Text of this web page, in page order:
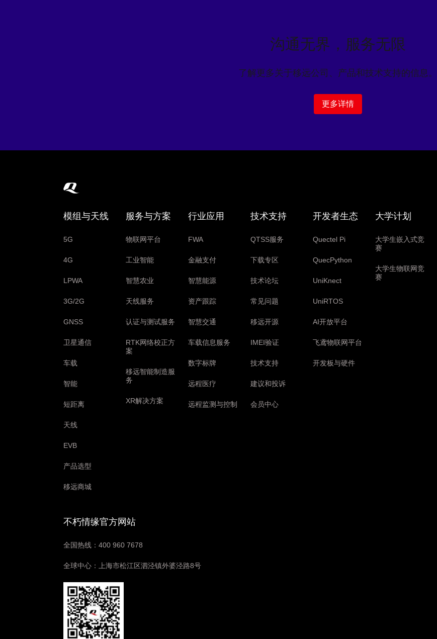
沟通无界，服务无限
了解更多关于移远公司、产品和技术支持的信息。
更多详情
模组与天线
5G
4G
LPWA
3G/2G
GNSS
卫星通信
车载
智能
短距离
天线
EVB
产品选型
移远商城
服务与方案
物联网平台
工业智能
智慧农业
天线服务
认证与测试服务
RTK网络校正方
案
移远智能制造服
务
XR解决方案
行业应用
FWA
金融支付
智慧能源
资产跟踪
智慧交通
车载信息服务
数字标牌
远程医疗
远程监测与控制
技术支持
QTSS服务
下载专区
技术论坛
常见问题
移远开源
IMEI验证
技术支持
建议和投诉
会员中心
开发者生态
Quectel Pi
QuecPython
UniKnect
UniRTOS
AI开放平台
飞鸢物联网平台
开发板与硬件
大学计划
大学生嵌入式竞
赛
大学生物联网竞
赛
不朽情缘官方网站
全国热线：400 960 7678
全球中心：上海市松江区泗泾镇外婆泾路8号